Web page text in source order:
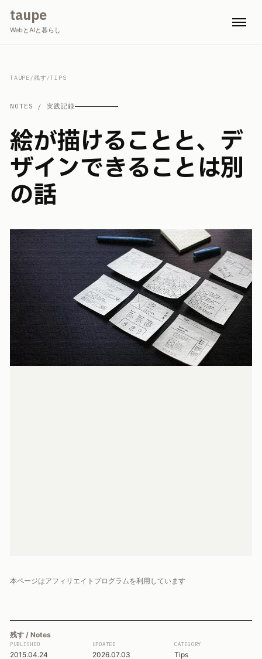
taupe
WebとAIと暮らし
TAUPE/残す/TIPS
NOTES / 実践記録
絵が描けることと、デ
ザインできることは別
の話
本ページはアフィリエイトプログラムを利用しています
残す / Notes
PUBLISHED
2015.04.24
UPDATED
2026.07.03
CATEGORY
Tips